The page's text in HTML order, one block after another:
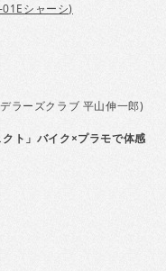
シャーシ)
ラーズクラブ 平山伸一郎)
ト」バイク×プラモで体感